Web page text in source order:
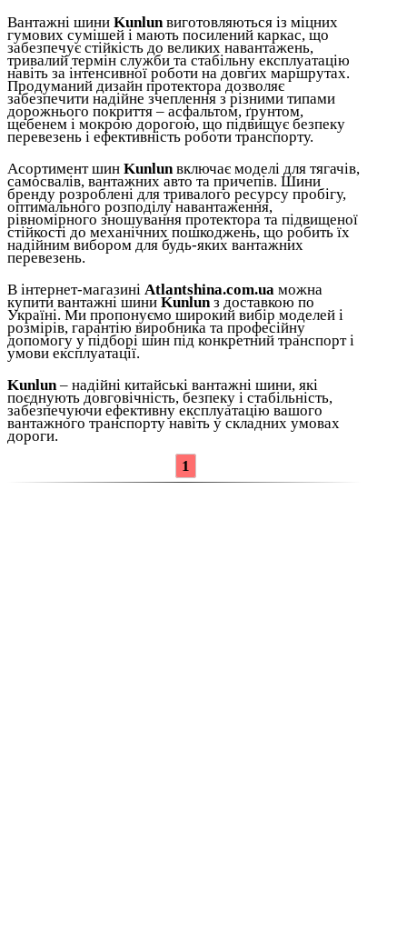
Вантажні шини Kunlun виготовляються із міцних
гумових сумішей і мають посилений каркас, що
забезпечує стійкість до великих навантажень,
тривалий термін служби та стабільну експлуатацію
навіть за інтенсивної роботи на довгих маршрутах.
Продуманий дизайн протектора дозволяє
забезпечити надійне зчеплення з різними типами
дорожнього покриття – асфальтом, ґрунтом,
щебенем і мокрою дорогою, що підвищує безпеку
перевезень і ефективність роботи транспорту.
Асортимент шин Kunlun включає моделі для тягачів,
самосвалів, вантажних авто та причепів. Шини
бренду розроблені для тривалого ресурсу пробігу,
оптимального розподілу навантаження,
рівномірного зношування протектора та підвищеної
стійкості до механічних пошкоджень, що робить їх
надійним вибором для будь-яких вантажних
перевезень.
В інтернет-магазині Atlantshina.com.ua можна
купити вантажні шини Kunlun з доставкою по
Україні. Ми пропонуємо широкий вибір моделей і
розмірів, гарантію виробника та професійну
допомогу у підборі шин під конкретний транспорт і
умови експлуатації.
Kunlun – надійні китайські вантажні шини, які
поєднують довговічність, безпеку і стабільність,
забезпечуючи ефективну експлуатацію вашого
вантажного транспорту навіть у складних умовах
дороги.
1